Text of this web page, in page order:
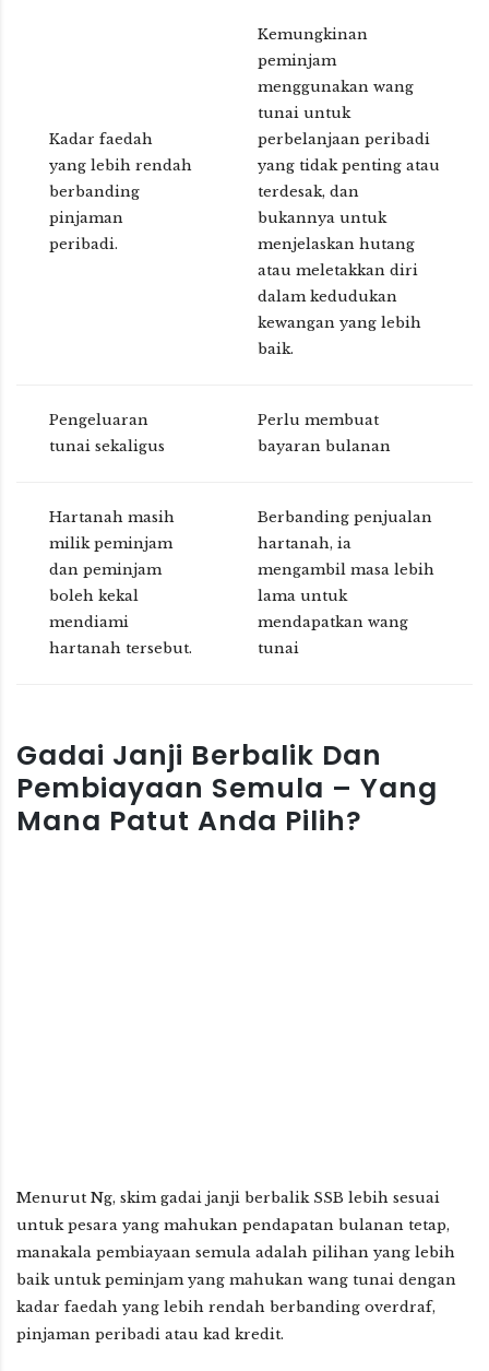
Kadar faedah
yang lebih rendah
berbanding
pinjaman
peribadi.
Kemungkinan
peminjam
menggunakan wang
tunai untuk
perbelanjaan peribadi
yang tidak penting atau
terdesak, dan
bukannya untuk
menjelaskan hutang
atau meletakkan diri
dalam kedudukan
kewangan yang lebih
baik.
Pengeluaran
tunai sekaligus
Perlu membuat
bayaran bulanan
Hartanah masih
milik peminjam
dan peminjam
boleh kekal
mendiami
hartanah tersebut.
Berbanding penjualan
hartanah, ia
mengambil masa lebih
lama untuk
mendapatkan wang
tunai
Gadai Janji Berbalik Dan
Pembiayaan Semula – Yang
Mana Patut Anda Pilih?
Menurut Ng, skim gadai janji berbalik SSB lebih sesuai
untuk pesara yang mahukan pendapatan bulanan tetap,
manakala pembiayaan semula adalah pilihan yang lebih
baik untuk peminjam yang mahukan wang tunai dengan
kadar faedah yang lebih rendah berbanding overdraf,
pinjaman peribadi atau kad kredit.